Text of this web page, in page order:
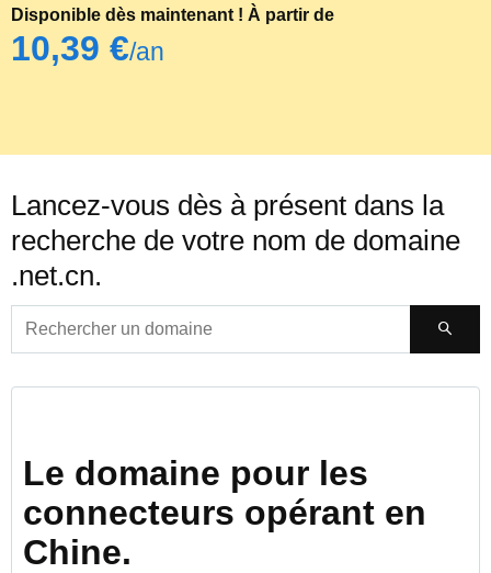
Disponible dès maintenant ! À partir de
‪10,39 €‬/an
Lancez-vous dès à présent dans la
recherche de votre nom de domaine
.net.cn.
Le domaine pour les
connecteurs opérant en
Chine.